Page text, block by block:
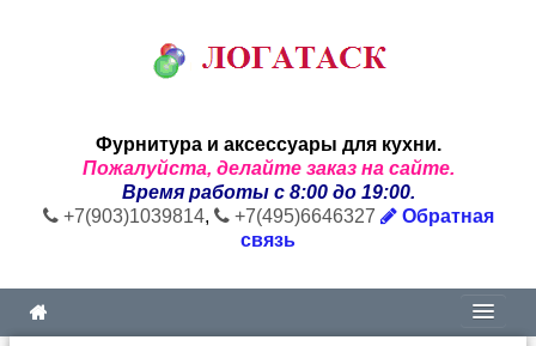
Фурнитура и аксессуары для кухни.
Пожалуйста, делайте заказ на сайте.
Время работы с 8:00 до 19:00.
+7(903)1039814, +7(495)6646327
Обратная
связь